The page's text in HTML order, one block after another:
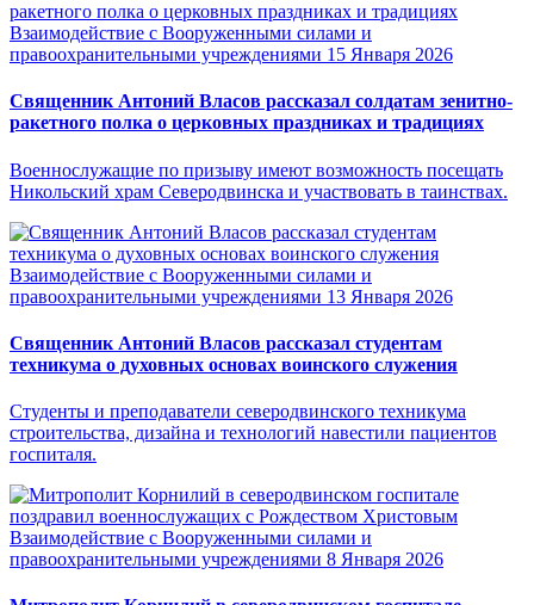
Взаимодействие с Вооруженными силами и
правоохранительными учреждениями 15 Января 2026
Священник Антоний Власов рассказал солдатам зенитно-
ракетного полка о церковных праздниках и традициях
Военнослужащие по призыву имеют возможность посещать
Никольский храм Северодвинска и участвовать в таинствах.
Взаимодействие с Вооруженными силами и
правоохранительными учреждениями 13 Января 2026
Священник Антоний Власов рассказал студентам
техникума о духовных основах воинского служения
Студенты и преподаватели северодвинского техникума
строительства, дизайна и технологий навестили пациентов
госпиталя.
Взаимодействие с Вооруженными силами и
правоохранительными учреждениями 8 Января 2026